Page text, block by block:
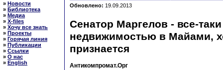
» Новости
» Библиотека
» Медиа
» X-files
» Хочу все знать
» Проекты
» Горячая линия
» Публикации
» Ссылки
» О нас
» English
Обновлено: 19.09.2013
Сенатор Маргелов - все-
недвижимостью в Майами,
признается
Антикомпромат.Орг